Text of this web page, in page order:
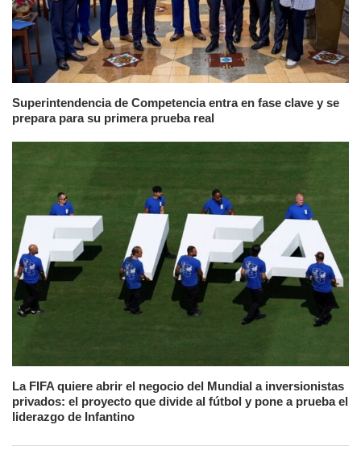
Superintendencia de Competencia entra en fase clave y se
prepara para su primera prueba real
La FIFA quiere abrir el negocio del Mundial a inversionistas
privados: el proyecto que divide al fútbol y pone a prueba el
liderazgo de Infantino